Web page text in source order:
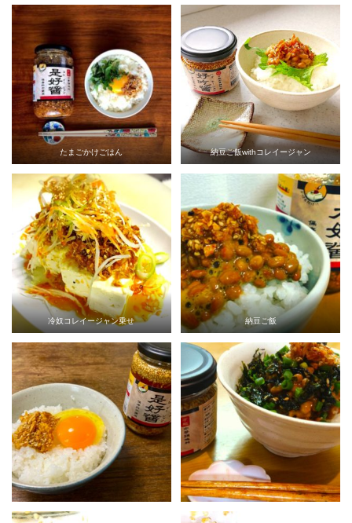
たまごかけごはん 納豆ご飯withコレイージャン
冷奴コレイージャン乗せ 納豆ご飯